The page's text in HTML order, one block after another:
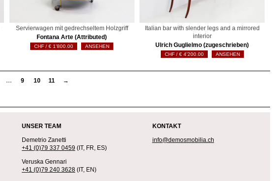
Servierwagen mit gedrechseltem Holzgriff
Fontana Arte (Attributed)
€ 1'800.00 ANSEHEN
Italian bar with slender legs and a mirrored
interior
Ulrich Guglielmo (zugeschrieben)
€4'200.00 ANSEHEN
… 9 10 11 →
UNSER TEAM
Demetrio Zanetti
+41 (0)79 337 0459 (IT, FR, ES)
Veruska Gennari
+41 (0)79 240 3628 (IT, EN)
KONTAKT
info@demosmobilia.ch